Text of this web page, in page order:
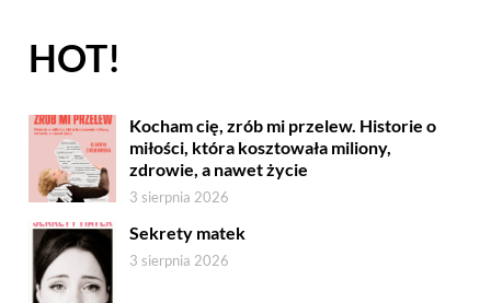
HOT!
Kocham cię, zrób mi przelew. Historie o
miłości, która kosztowała miliony,
zdrowie, a nawet życie
3 sierpnia 2026
Sekrety matek
3 sierpnia 2026